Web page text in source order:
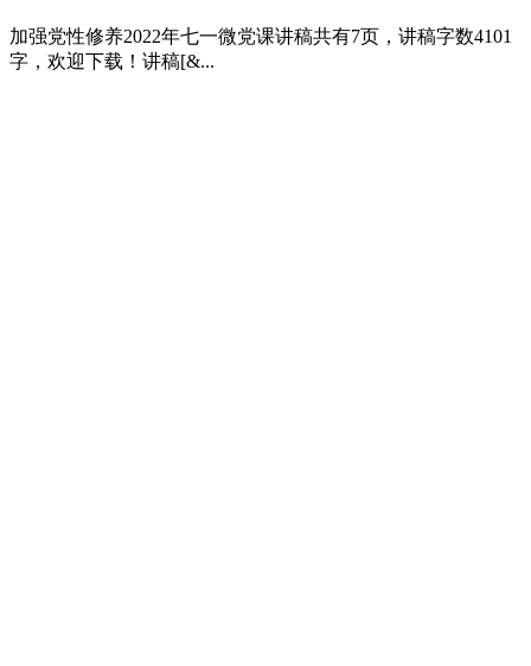
加强党性修养2022年七一微党课讲稿共有7页，讲稿字数4101
字，欢迎下载！讲稿[&...